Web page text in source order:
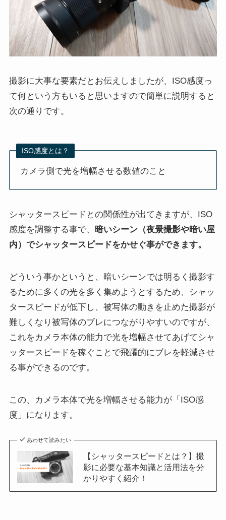
撮影に大事な要素だとお伝えしましたが、ISO感度っ
て何という方もいると思いますので簡単に説明すると
次の通りです。
ISO感度とは？
カメラ側で光を増幅させる数値のこと
シャッタースピードとの関係性が出てきますが、ISO
感度を調整する事で、 暗いシーン（夜景撮影や暗い屋
内）でシャッタースピードをかせぐ事ができます。
どういう事かというと、暗いシーンでは明るく撮影す
るために多くの光を多く集めようとするため、シャッ
タースピードが低下し、被写体の動きを止めた撮影が
難しくなり被写体のブレにつながりやすいのですが、
これをカメラ本体の能力で光を増幅させてあげてシャ
ッタースピードを稼ぐことで飛躍的にブレを軽減させ
る事ができるのです。
この、カメラ本体で光を増幅させる能力が「ISO感
度」になります。
あわせて読みたい
【シャッタースピードとは？】撮
影に必要な基本知識と活用法を分
かりやすく紹介！